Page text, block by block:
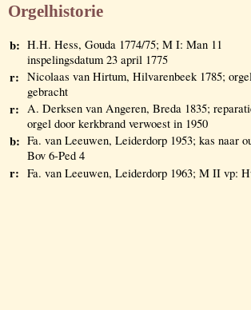
Orgelhistorie
b: H.H. Hess, Gouda 1774/75; M I: Man 11
inspelingsdatum 23 april 1775
r: Nicolaas van Hirtum, Hilvarenbeek 1785;
gebracht
r: A. Derksen van Angeren, Breda 1835;
orgel door kerkbrand verwoest in 1950
b: Fa. van Leeuwen, Leiderdorp 1953; kas naar
Bov 6-Ped 4
r: Fa. van Leeuwen, Leiderdorp 1963; M II vp: